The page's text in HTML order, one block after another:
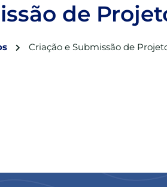
de
Criação e Submissão de